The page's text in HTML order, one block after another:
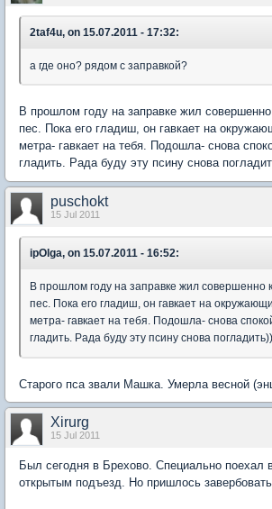
2taf4u, on 15.07.2011 - 17:32:
а где оно? рядом с заправкой?
В прошлом году на заправке жил
пес. Пока его гладиш, он гавкает на
метра- гавкает на тебя. Подошла- снова
гладить. Рада буду эту псину снова
puschokt
15 Jul 2011
ipOlga, on 15.07.2011 - 16:52:
В прошлом году на заправке жил совершенно
пес. Пока его гладиш, он гавкает на
метра- гавкает на тебя. Подошла- снова
гладить. Рада буду эту псину снова
Старого пса звали Машка. Умерла весной
Xirurg
15 Jul 2011
Был сегодня в Брехово. Специально поехал
открытым подъезд. Но пришлось